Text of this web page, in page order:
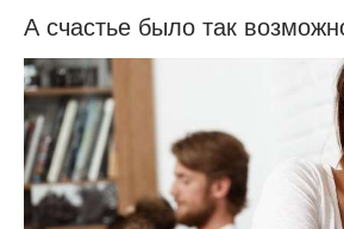
А счастье было так